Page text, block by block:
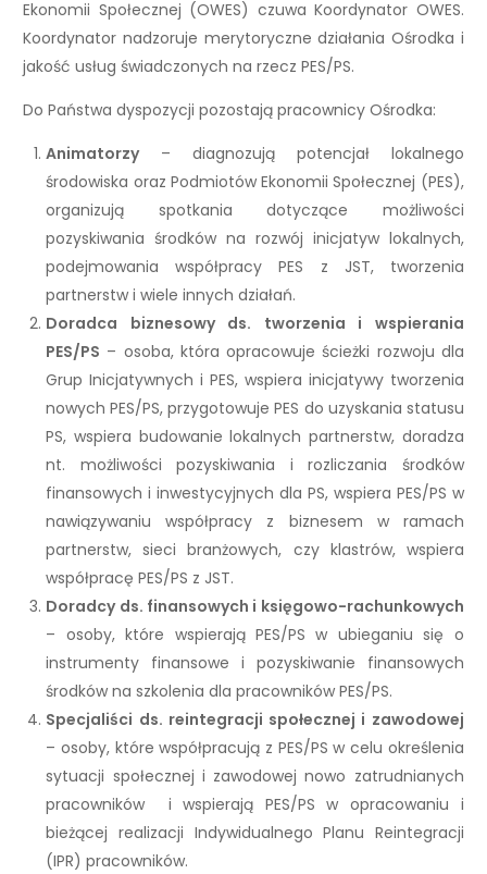
Ekonomii Społecznej (OWES) czuwa Koordynator OWES.
Koordynator nadzoruje merytoryczne działania Ośrodka i
jakość usług świadczonych na rzecz PES/PS.
Do Państwa dyspozycji pozostają pracownicy Ośrodka:
Animatorzy– diagnozują potencjał lokalnego
środowiska oraz Podmiotów Ekonomii Społecznej (PES),
organizują spotkania dotyczące możliwości
pozyskiwania środków na rozwój inicjatyw lokalnych,
podejmowania współpracy PES z JST, tworzenia
partnerstw i wiele innych działań.
Doradca biznesowy ds. tworzenia i wspierania
PES/PS – osoba, która opracowuje ścieżki rozwoju dla
Grup Inicjatywnych i PES, wspiera inicjatywy tworzenia
nowych PES/PS, przygotowuje PES do uzyskania statusu
PS, wspiera budowanie lokalnych partnerstw, doradza
nt. możliwości pozyskiwania i rozliczania środków
finansowych i inwestycyjnych dla PS, wspiera PES/PS w
nawiązywaniu współpracy z biznesem w ramach
partnerstw, sieci branżowych, czy klastrów, wspiera
współpracę PES/PS z JST.
Doradcy ds. finansowych i księgowo-rachunkowych
– osoby, które wspierają PES/PS w ubieganiu się o
instrumenty finansowe i pozyskiwanie finansowych
środków na szkolenia dla pracowników PES/PS.
Specjaliści ds. reintegracji społecznej i zawodowej
– osoby, które współpracują z PES/PS w celu określenia
sytuacji społecznej i zawodowej nowo zatrudnianych
pracowników i wspierają PES/PS w opracowaniu i
bieżącej realizacji Indywidualnego Planu Reintegracji
(IPR) pracowników.